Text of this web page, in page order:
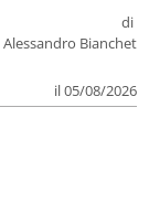
di
Alessandro Bianchet
il 05/08/2026